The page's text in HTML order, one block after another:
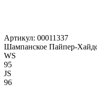
Артикул: 00011337
Шампанское Пайпер-
WS
95
JS
96